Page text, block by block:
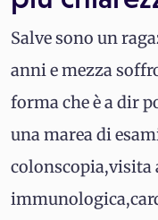
Salve sono un
anni e mezza
forma che è a dir
una marea di
colonscopia,visita